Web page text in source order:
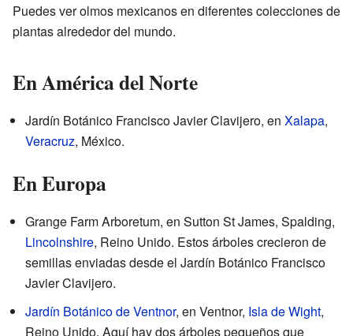
Puedes ver olmos mexicanos en diferentes colecciones de
plantas alrededor del mundo.
En América del Norte
Jardín Botánico Francisco Javier Clavijero, en Xalapa,
Veracruz, México.
En Europa
Grange Farm Arboretum, en Sutton St James, Spalding,
Lincolnshire, Reino Unido. Estos árboles crecieron de
semillas enviadas desde el Jardín Botánico Francisco
Javier Clavijero.
Jardín Botánico de Ventnor, en Ventnor, Isla de Wight,
Reino Unido. Aquí hay dos árboles pequeños que